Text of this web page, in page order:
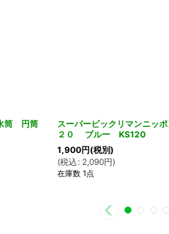
筒 円筒
スーパービックリマンニッ
２０ ブルー KS120
1,900円(税別)
(税込 : 2,090円)
在庫数 1点